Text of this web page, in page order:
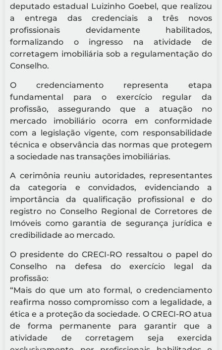
deputado estadual Luizinho Goebel, que realizou
a entrega das credenciais a três novos
profissionais devidamente habilitados,
formalizando o ingresso na atividade de
corretagem imobiliária sob a regulamentação do
Conselho.
O credenciamento representa etapa
fundamental para o exercício regular da
profissão, assegurando que a atuação no
mercado imobiliário ocorra em conformidade
com a legislação vigente, com responsabilidade
técnica e observância das normas que protegem
a sociedade nas transações imobiliárias.
A cerimônia reuniu autoridades, representantes
da categoria e convidados, evidenciando a
importância da qualificação profissional e do
registro no Conselho Regional de Corretores de
Imóveis como garantia de segurança jurídica e
credibilidade ao mercado.
O presidente do CRECI-RO ressaltou o papel do
Conselho na defesa do exercício legal da
profissão:
“Mais do que um ato formal, o credenciamento
reafirma nosso compromisso com a legalidade, a
ética e a proteção da sociedade. O CRECI-RO atua
de forma permanente para garantir que a
atividade de corretagem seja exercida